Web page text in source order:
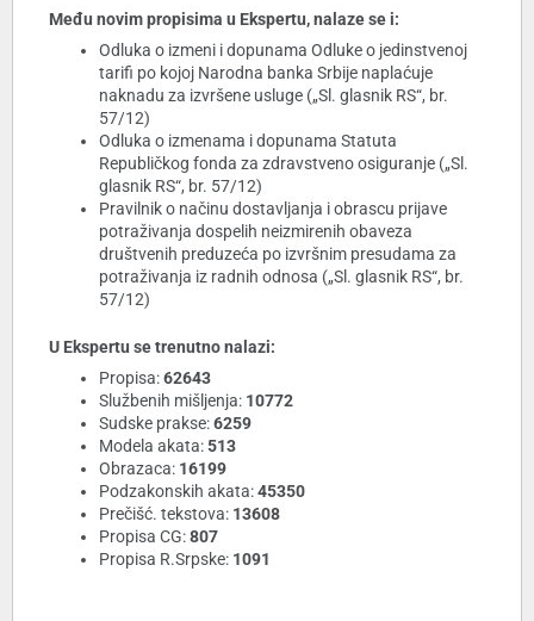
Među novim propisima u Ekspertu, nalaze se i:
Odluka o izmeni i dopunama Odluke o jedinstvenoj
tarifi po kojoj Narodna banka Srbije naplaćuje
naknadu za izvršene usluge („Sl. glasnik RS“, br.
57/12)
Odluka o izmenama i dopunama Statuta
Republičkog fonda za zdravstveno osiguranje („Sl.
glasnik RS“, br. 57/12)
Pravilnik o načinu dostavljanja i obrascu prijave
potraživanja dospelih neizmirenih obaveza
društvenih preduzeća po izvršnim presudama za
potraživanja iz radnih odnosa („Sl. glasnik RS“, br.
57/12)
U Ekspertu se trenutno nalazi:
Propisa:62643
Službenih mišljenja: 10772
Sudske prakse:6259
Modela akata:513
Obrazaca: 16199
Podzakonskih akata:45350
Prečišć. tekstova: 13608
Propisa CG:807
Propisa R.Srpske: 1091